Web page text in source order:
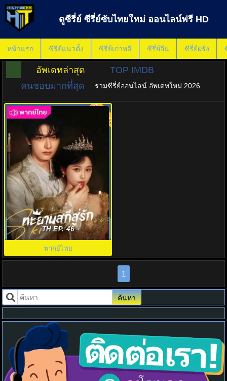
ดูซีรี่ย์ ซีรี่ย์ซับไทยใหม่ ออนไลน์ฟรี HD
หน้าแรก ซีรีย์แนวตั้ง ซีรี่ย์เกาหลี ซีรี่ย์จีน ซีรี่ย์ฝรั่ง
อัพเดทล่าสุด
TOP IMDB
คนชอบมากที่สุด
รวมซีรี่ย์ออนไลน์ อัพเดทใหม่ 2026
ทะยานสกีสู่รัก (2025) Ski into
Love พากย์ไทย EP.1-23 (จบ)
8.0 พากย์ไทย
TH EP. 46
พากย์ไทย
1
ค้นหา